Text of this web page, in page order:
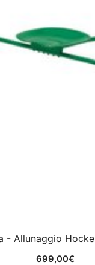
- Allunaggio
699,00€